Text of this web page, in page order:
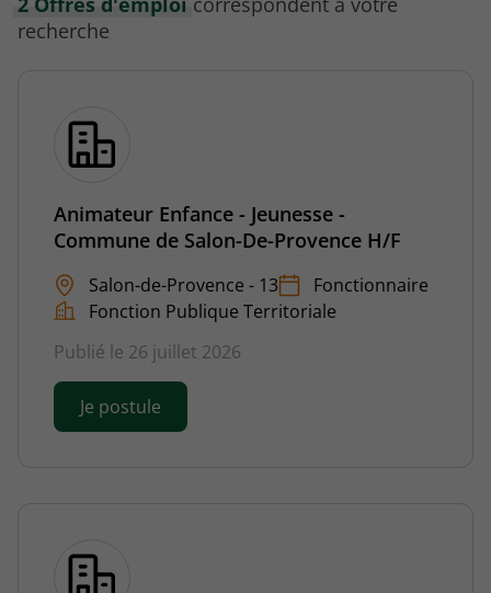
recherche
Animateur Enfance - Jeunesse -
Commune de Salon-De-Provence H/F
Salon-de-Provence - 13
Fonctionnaire
Fonction Publique Territoriale
Publié le 26 juillet 2026
Je postule